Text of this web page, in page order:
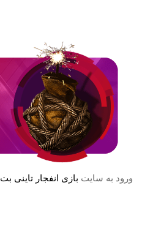
ورود به سایت بازی انفجار تاینی بت